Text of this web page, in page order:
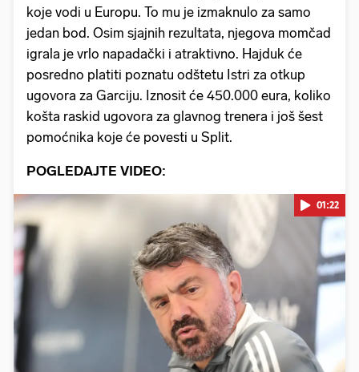
koje vodi u Europu. To mu je izmaknulo za samo
jedan bod. Osim sjajnih rezultata, njegova momčad
igrala je vrlo napadački i atraktivno. Hajduk će
posredno platiti poznatu odštetu Istri za otkup
ugovora za Garciju. Iznosit će 450.000 eura, koliko
košta raskid ugovora za glavnog trenera i još šest
pomoćnika koje će povesti u Split.
POGLEDAJTE VIDEO:
Pokretanje videa...
01:22